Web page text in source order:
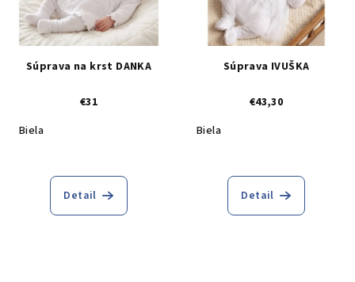
Súprava na krst DANKA
€31
Biela
Detail
Súprava IVUŠKA
€43,30
Biela
Detail